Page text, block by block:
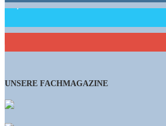
UNSERE FACHMAGAZINE